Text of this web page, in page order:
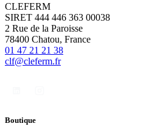
CLEFERM
SIRET 444 446 363 00038
2 Rue de la Paroisse
78400 Chatou, France
01 47 21 21 38
clf@cleferm.fr
Boutique